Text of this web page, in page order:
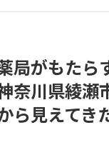
たす地域社会への
け薬局が提供できる
局がもたら
奈川県綾瀬
ら見えてき